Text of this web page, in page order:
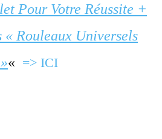
Pour Votre Réussite +
« Rouleaux Universels
« => ICI